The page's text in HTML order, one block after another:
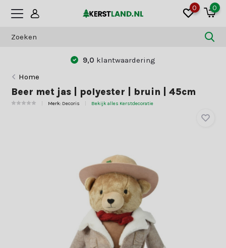
0 0
9,0 klantwaardering
Home
Beer met jas | polyester | bruin | 45cm
Merk: Decoris Bekijk alles Kerstdecoratie